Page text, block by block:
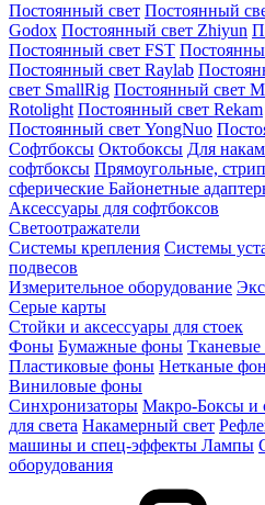
Постоянный свет Постоянный
Godox Постоянный свет Zhiyun
Постоянный свет FST
Постоянный свет Raylab
свет SmallRig Постоянный свет
Rotolight Постоянный свет Rekam
Постоянный свет YongNuo
Софтбоксы Октобоксы Для
софтбоксы Прямоугольные,
сферические Байонетныe
Аксессуары для софтбоксов
Светоотражатели
Системы крепления Системы
подвесов
Измерительное оборудование
Серые карты
Стойки и аксессуары для стоек
Фоны Бумажные фоны
Пластиковые фоны Нетканые
Виниловые фоны
Синхронизаторы Макро-Боксы и
для света Накамерный свет
машины и спец-эффекты Лампы
оборудования